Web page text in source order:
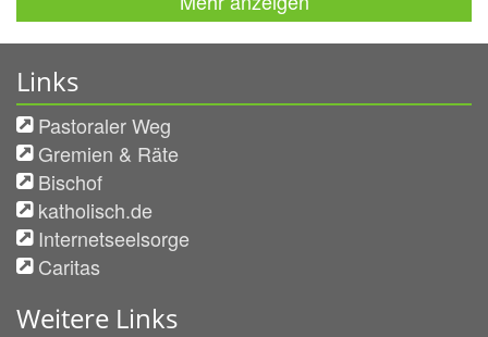
Links
Pastoraler Weg
Gremien & Räte
Bischof
katholisch.de
Internetseelsorge
Caritas
Weitere Links